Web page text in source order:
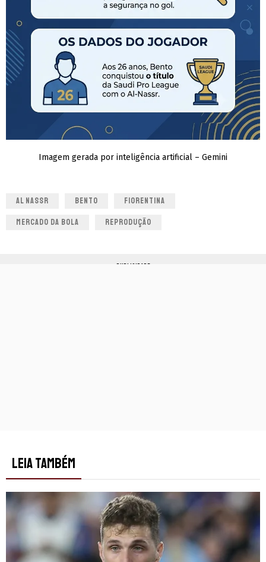
Imagem gerada por inteligência artificial – Gemini
AL NASSR BENTO FIORENTINA
MERCADO DA BOLA REPRODUÇÃO
PUBLICIDADE
LEIA TAMBÉM